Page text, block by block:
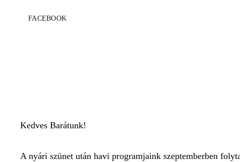
FACEBOOK
Kedves Barátunk!
A nyári szünet után havi programjaink szeptemberben